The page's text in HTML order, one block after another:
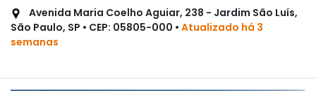
Avenida Maria Coelho Aguiar, 238 - Jardim São Luís,
São Paulo, SP • CEP: 05805-000 • Atualizado há 3
semanas